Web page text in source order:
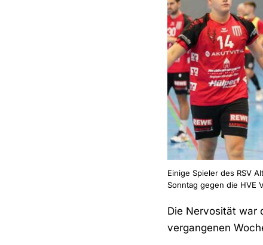
Einige Spieler des RSV
Sonntag gegen die HVE
Die Nervosität war
vergangenen